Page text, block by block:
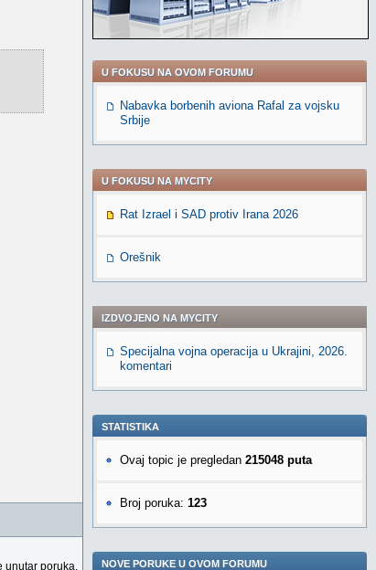
unutar poruka.
U FOKUSU NA OVOM FORUMU
Nabavka borbenih aviona Rafal za vojsku
Srbije
U FOKUSU NA MYCITY
Rat Izrael i SAD protiv Irana 2026
Orešnik
IZDVOJENO NA MYCITY
Specijalna vojna operacija u Ukrajini, 2026.
komentari
STATISTIKA
Ovaj topic je pregledan 215048 puta
Broj poruka: 123
NOVE PORUKE U OVOM FORUMU